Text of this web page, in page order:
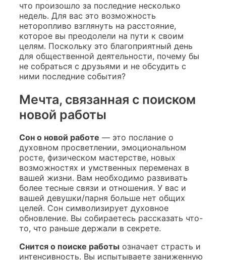
что произошло за последние несколько
недель. Для вас это возможность
неторопливо взглянуть на расстояние,
которое вы преодолели на пути к своим
целям. Поскольку это благоприятный день
для общественной деятельности, почему бы
не собраться с друзьями и не обсудить с
ними последние события?
Мечта, связанная с поиском
новой работы
Сон о новой работе — это послание о
духовном просветлении, эмоциональном
росте, физическом мастерстве, новых
возможностях и умственных переменах в
вашей жизни. Вам необходимо развивать
более тесные связи и отношения. У вас и
вашей девушки/парня больше нет общих
целей. Сон символизирует духовное
обновление. Вы собираетесь рассказать что-
то, что раньше держали в секрете.
Снится о поиске работы означает страсть и
интенсивность. Вы испытываете заниженную